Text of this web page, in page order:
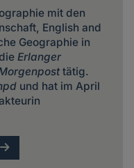
mit den
English and
Geographie in
Erlanger
tätig.
und hat im April